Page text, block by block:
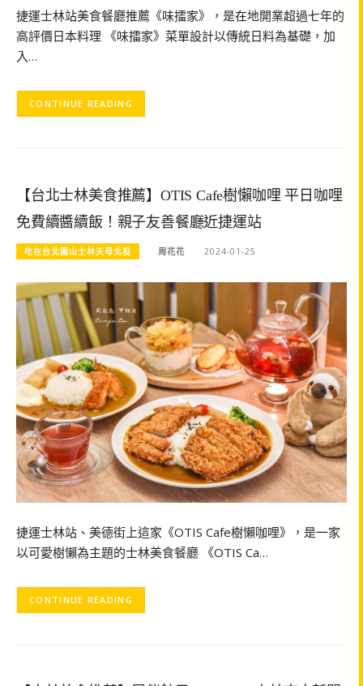
捷運士林站美食餐廳推薦《味擂家》，是在地開業超過七年的
高評價日本料理 《味擂家》菜單設計以傳統日料為基礎，加
入…
CONTINUE READING
【台北士林美食推薦】OTIS Cafe樹懶咖哩 平日咖哩
免費續醬續飯！親子友善餐廳近捷運站
吃在台北圓山士林天母北投 周花花 2024-01-25
捷運士林站、美德街上這家《OTIS Cafe樹懶咖哩》，是一家
以可愛樹懶為主題的士林美食餐廳 《OTIS Ca…
CONTINUE READING